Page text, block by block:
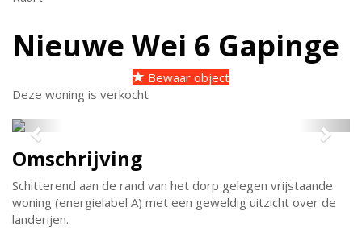
Nieuwe Wei 6 Gapinge
Bewaar object
Deze woning is verkocht
Previous Next
Omschrijving
Schitterend aan de rand van het dorp gelegen vrijstaande
woning (energielabel A) met een geweldig uitzicht over de
landerijen.